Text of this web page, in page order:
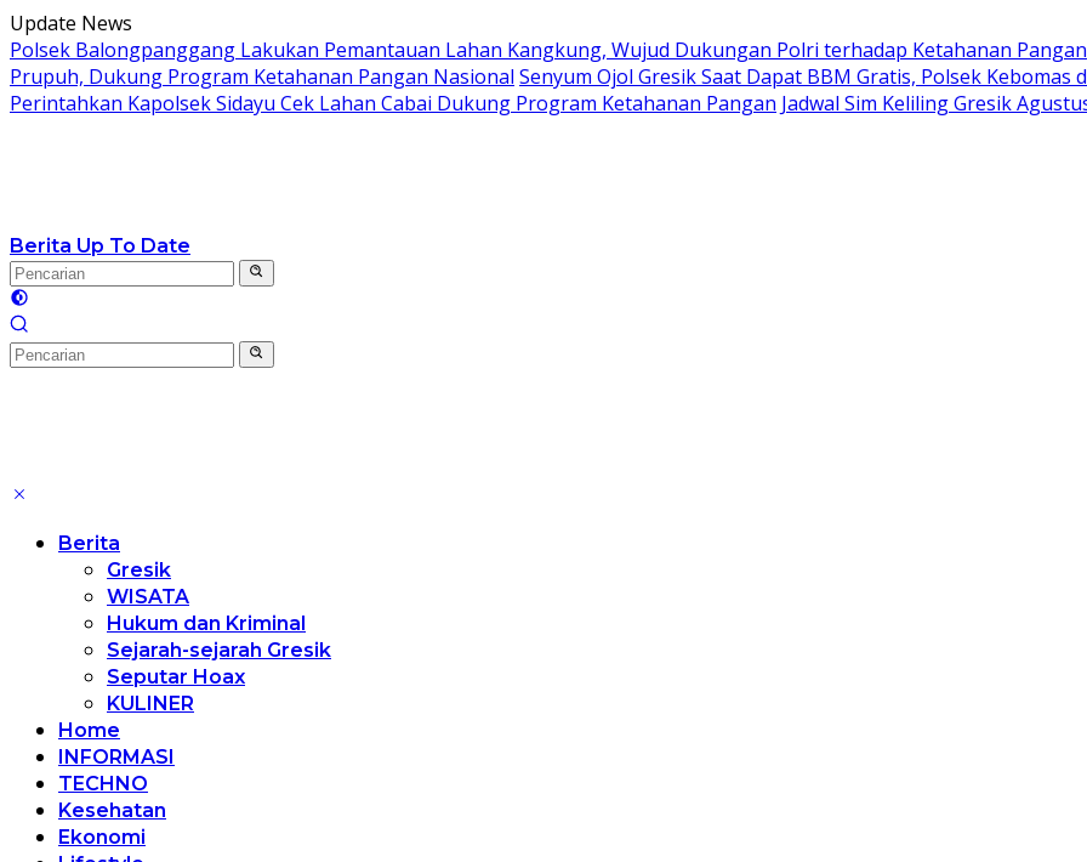
Langsung
ke
konten
Update News
Polsek Balongpanggang Lakukan Pemantauan Lahan Kangkung, Wujud Dukungan Polri terhadap Ketahanan Pangan
Prupuh, Dukung Program Ketahanan Pangan Nasional Senyum Ojol Gresik Saat Dapat BBM Gratis, Polsek Kebomas
Perintahkan Kapolsek Sidayu Cek Lahan Cabai Dukung Program Ketahanan Pangan Jadwal Sim Keliling Gresik
Berita Up To Date
Berita
Gresik
WISATA
Hukum dan Kriminal
Sejarah-sejarah Gresik
Seputar Hoax
KULINER
Home
INFORMASI
TECHNO
Kesehatan
Ekonomi